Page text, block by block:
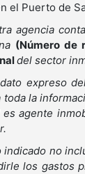
el Puerto de
agencia
(Número de
del sector
expreso
toda la
agente
indicado no
los gastos